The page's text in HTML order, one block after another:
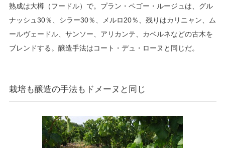
熟成は大樽（フードル）で。プラン・ペゴー・ルージュは、グル
ナッシュ30％、シラー30％、メルロ20％、残りはカリニャン、ム
ールヴェードル、サンソー、アリカンテ、カベルネなどの古木を
ブレンドする。醸造手法はコート・デュ・ローヌと同じだ。
栽培も醸造の手法もドメーヌと同じ